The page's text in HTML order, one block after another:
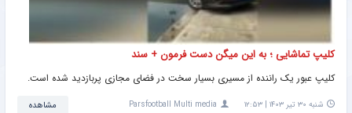
کلیپ تماشایی ؛ به این میگن دست فرمون + سند
کلیپ عبور یک راننده از مسیری بسیار سخت در فضای مجازی پربازدید شده است.
شنبه ۳۰ تیر ۱۴۰۳ | ۱۲:۵۳ Parsfootball Multi media مشاهده